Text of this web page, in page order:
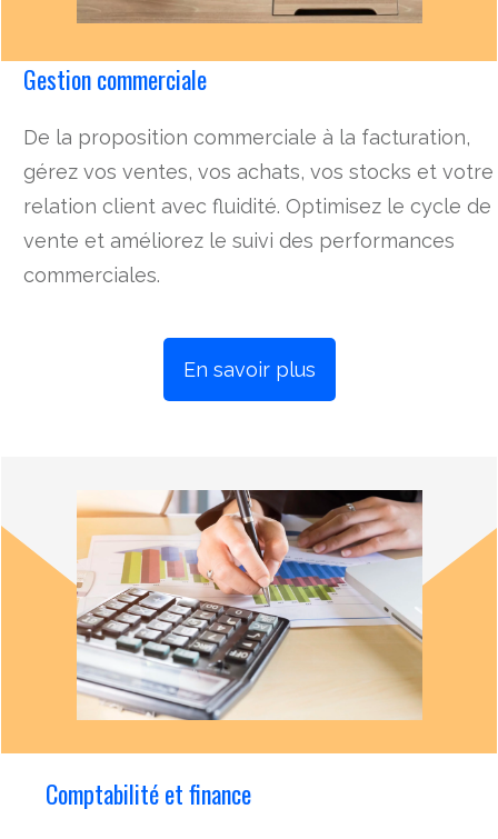
Gestion commerciale
De la proposition commerciale à la facturation,
gérez vos ventes, vos achats, vos stocks et votre
relation client avec fluidité. Optimisez le cycle de
vente et améliorez le suivi des performances
commerciales.
En savoir plus
Comptabilité et finance